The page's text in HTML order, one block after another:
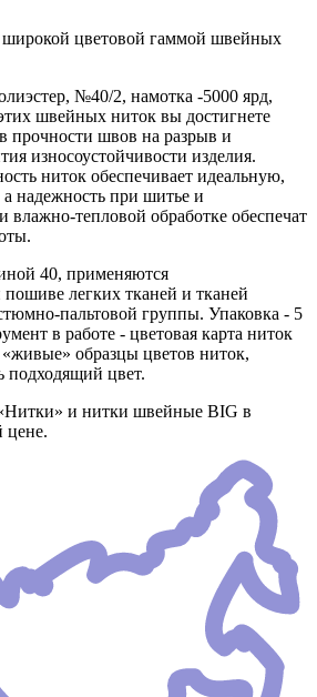
цветовой гаммой швейных
№40/2, намотка -5000 ярд,
швейных ниток вы достигнете
прочности швов на разрыв и
износоустойчивости изделия.
ниток обеспечивает идеальную,
надежность при шитье и
влажно-тепловой обработке обеспечат
40, применяются
легких тканей и тканей
пальтовой группы. Упаковка - 5
в работе - цветовая карта ниток
образцы цветов ниток,
подходящий цвет.
и нитки швейные BIG в